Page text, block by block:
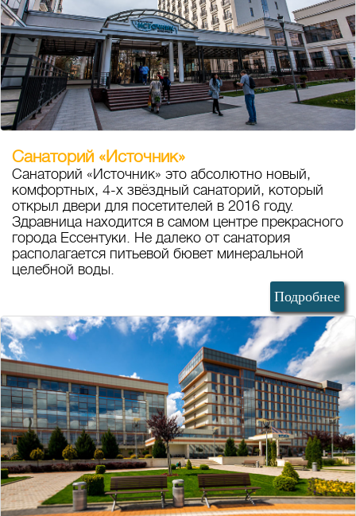
Санаторий «Источник»
Санаторий «Источник» это абсолютно новый,
комфортных, 4-х звёздный санаторий, который
открыл двери для посетителей в 2016 году.
Здравница находится в самом центре прекрасного
города Ессентуки. Не далеко от санатория
располагается питьевой бювет минеральной
целебной воды.
Подробнее